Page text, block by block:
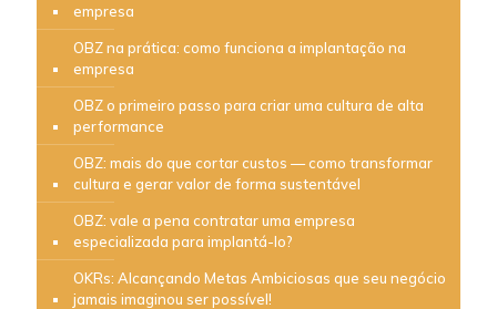
empresa
OBZ na prática: como funciona a implantação na
empresa
OBZ o primeiro passo para criar uma cultura de alta
performance
OBZ: mais do que cortar custos — como transformar
cultura e gerar valor de forma sustentável
OBZ: vale a pena contratar uma empresa
especializada para implantá-lo?
OKRs: Alcançando Metas Ambiciosas que seu negócio
jamais imaginou ser possível!